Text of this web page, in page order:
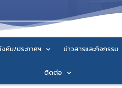
คับ/ประกาศฯ ข่าวสารและกิจกรรม
ติดต่อ